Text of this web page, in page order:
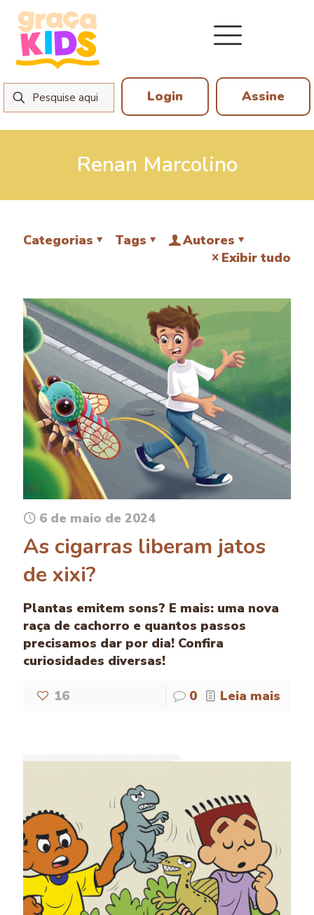
Login Assine
Renan Marcolino
Categorias Tags
Autores
Exibir tudo
6 de maio de 2024
As cigarras liberam jatos
de xixi?
Plantas emitem sons? E mais: uma nova
raça de cachorro e quantos passos
precisamos dar por dia! Confira
curiosidades diversas!
16 0 Leia mais